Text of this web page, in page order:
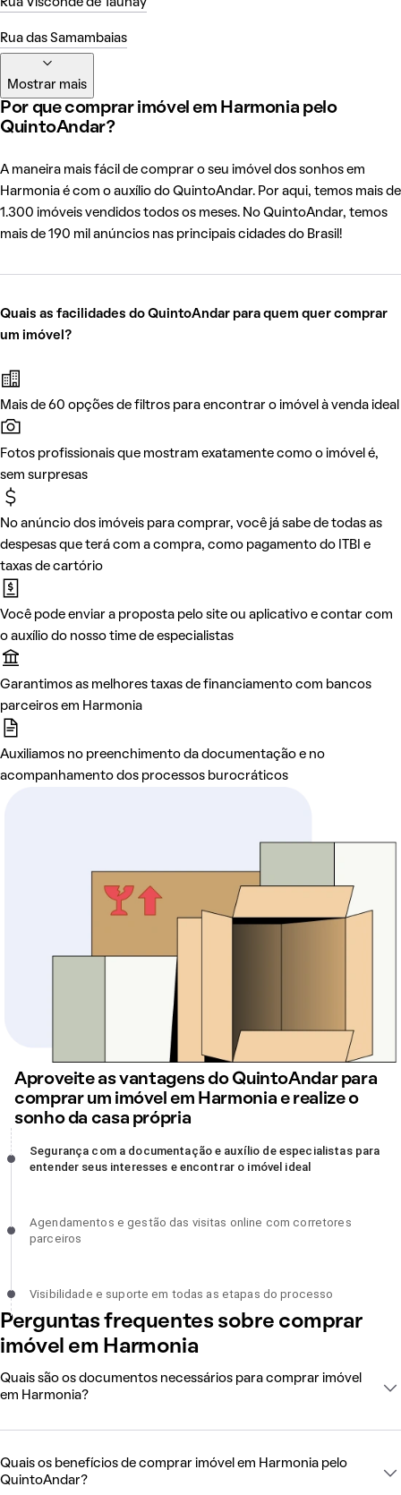
Rua das Samambaias
Mostrar mais
Por que comprar imóvel em Harmonia pelo
QuintoAndar?
A maneira mais fácil de comprar o seu imóvel dos sonhos em
Harmonia é com o auxílio do QuintoAndar. Por aqui, temos mais de
1.300 imóveis vendidos todos os meses. No QuintoAndar, temos
mais de 190 mil anúncios nas principais cidades do Brasil!
Quais as facilidades do QuintoAndar para quem quer comprar
um imóvel?
Mais de 60 opções de filtros para encontrar o imóvel à venda ideal
Fotos profissionais que mostram exatamente como o imóvel é,
sem surpresas
No anúncio dos imóveis para comprar, você já sabe de todas as
despesas que terá com a compra, como pagamento do ITBI e
taxas de cartório
Você pode enviar a proposta pelo site ou aplicativo e contar com
o auxílio do nosso time de especialistas
Garantimos as melhores taxas de financiamento com bancos
parceiros em Harmonia
Auxiliamos no preenchimento da documentação e no
acompanhamento dos processos burocráticos
Aproveite as vantagens do QuintoAndar para
comprar um imóvel em Harmonia e realize o
sonho da casa própria
Segurança com a documentação e auxílio de especialistas para
entender seus interesses e encontrar o imóvel ideal, incompleto
Segurança com a documentação e auxílio de especialistas para
entender seus interesses e encontrar o imóvel ideal
Agendamentos e gestão das visitas online com corretores
parceiros, incompleto
Agendamentos e gestão das visitas online com corretores
parceiros
Visibilidade e suporte em todas as etapas do processo, incompleto
Visibilidade e suporte em todas as etapas do processo
Perguntas frequentes sobre comprar
imóvel em Harmonia
Quais são os documentos necessários para comprar imóvel
em Harmonia?
Quais os benefícios de comprar imóvel em Harmonia pelo
QuintoAndar?